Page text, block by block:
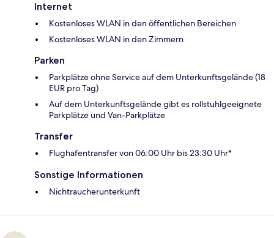
Internet
Kostenloses WLAN in den öffentlichen Bereichen
Kostenloses WLAN in den Zimmern
Parken
Parkplätze ohne Service auf dem Unterkunftsgelände (18
EUR pro Tag)
Auf dem Unterkunftsgelände gibt es rollstuhlgeeignete
Parkplätze und Van-Parkplätze
Transfer
Flughafentransfer von 06:00 Uhr bis 23:30 Uhr*
Sonstige Informationen
Nichtraucherunterkunft